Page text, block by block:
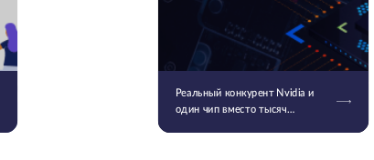
Реальный конкурент Nvidia и
один чип вместо тысяч